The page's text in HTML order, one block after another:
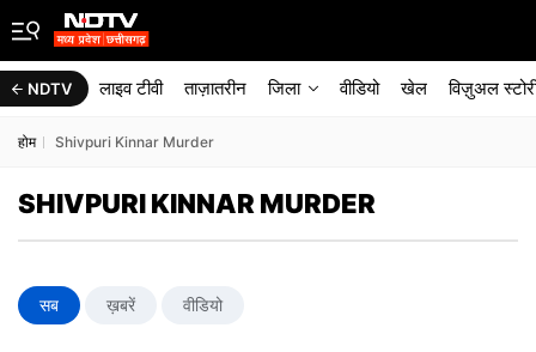
NDTV लाइव टीवी ताज़ातरीन जिला वीडियो खेल विज़ुअल
होम Shivpuri Kinnar Murder
SHIVPURI KINNAR MURDER
सब ख़बरें वीडियो